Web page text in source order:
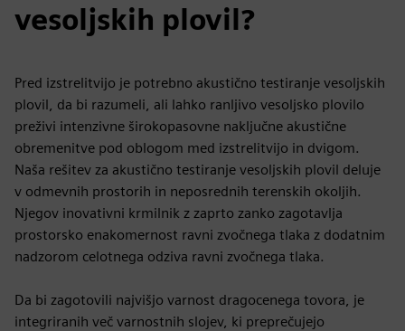
vesoljskih plovil?
Pred izstrelitvijo je potrebno akustično testiranje vesoljskih
plovil, da bi razumeli, ali lahko ranljivo vesoljsko plovilo
preživi intenzivne širokopasovne naključne akustične
obremenitve pod oblogom med izstrelitvijo in dvigom.
Naša rešitev za akustično testiranje vesoljskih plovil deluje
v odmevnih prostorih in neposrednih terenskih okoljih.
Njegov inovativni krmilnik z zaprto zanko zagotavlja
prostorsko enakomernost ravni zvočnega tlaka z dodatnim
nadzorom celotnega odziva ravni zvočnega tlaka.
Da bi zagotovili najvišjo varnost dragocenega tovora, je
integriranih več varnostnih slojev, ki preprečujejo